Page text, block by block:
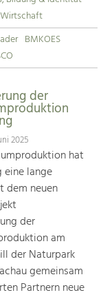
Wirtschaft
BMKOES
der
2025
hat
eine lange
dem neuen
der
am
der Naturpark
gemeinsam
Partnern neue